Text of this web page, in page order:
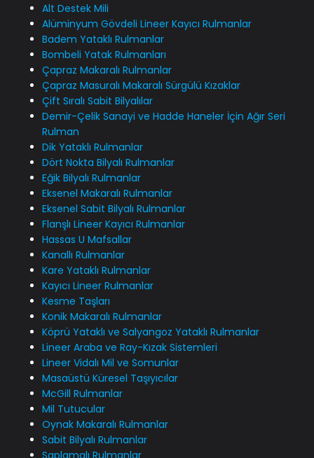
Alt Destek Mili
Alüminyum Gövdeli Lineer Kayıcı Rulmanlar
Badem Yataklı Rulmanlar
Bombeli Yatak Rulmanları
Çapraz Makaralı Rulmanlar
Çapraz Masuralı Makaralı Sürgülü Kızaklar
Çift Sıralı Sabit Bilyalılar
Demir-Çelik Sanayi ve Hadde Haneler İçin Ağır Seri
Rulman
Dik Yataklı Rulmanlar
Dört Nokta Bilyalı Rulmanlar
Eğik Bilyalı Rulmanlar
Eksenel Makaralı Rulmanlar
Eksenel Sabit Bilyalı Rulmanlar
Flanşlı Lineer Kayıcı Rulmanlar
Hassas U Mafsallar
Kanallı Rulmanlar
Kare Yataklı Rulmanlar
Kayıcı Lineer Rulmanlar
Kesme Taşları
Konik Makaralı Rulmanlar
Köprü Yataklı ve Salyangoz Yataklı Rulmanlar
Lineer Araba ve Ray-Kızak Sistemleri
Lineer Vidalı Mil ve Somunlar
Masaüstü Küresel Taşıyıcılar
McGill Rulmanlar
Mil Tutucular
Oynak Makaralı Rulmanlar
Sabit Bilyalı Rulmanlar
Saplamalı Rulmanlar